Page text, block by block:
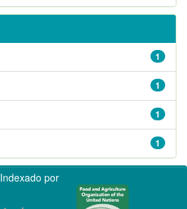
1
1
1
1
Indexado por